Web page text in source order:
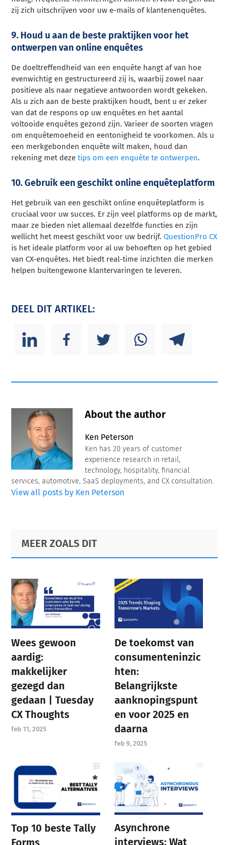
zij zich uitschrijven voor uw e-mails of klantenenquêtes.
9. Houd u aan de beste praktijken voor het
ontwerpen van online enquêtes
De doeltreffendheid van een enquête hangt af van hoe
evenwichtig en gestructureerd zij is, waarbij zowel naar
positieve als naar negatieve antwoorden wordt gekeken.
Als u zich aan de beste praktijken houdt, bent u er zeker
van dat de respons op uw enquêtes en het aantal
voltooide enquêtes gezond zijn. Varieer de soorten vragen
om enquêtemoeheid en eentonigheid te voorkomen. Als u
een merkgebonden enquête wilt maken, houd dan
rekening met dezetips om een enquête te ontwerpen.
10. Gebruik een geschikt online enquêteplatform
Het gebruik van een geschikt online enquêteplatform is
cruciaal voor uw succes. Er zijn veel platforms op de markt,
maar ze bieden niet allemaal dezelfde functies en zijn
wellicht het meest geschikt voor uw bedrijf.QuestionPro CX
is het ideale platform voor al uw behoeften op het gebied
van CX-enquêtes. Het biedt real-time inzichten die merken
helpen buitengewone klantervaringen te leveren.
DEEL DIT ARTIKEL:
About the author
Ken Peterson
Ken has 20 years of customer
experience research in retail,
technology, hospitality, financial
services, automotive, SaaS deployments, and CX consultation.
View all posts by Ken Peterson
Primary
Sidebar
Footer
MEER ZOALS DIT
Wees gewoon
aardig:
makkelijker
gezegd dan
gedaan | Tuesday
CX Thoughts
feb 11, 2025
De toekomst van
consumenteninzic
hten:
Belangrijkste
aanknopingspunt
en voor 2025 en
daarna
feb 9, 2025
Top 10 beste Tally
Forms
Asynchrone
interviews: Wat